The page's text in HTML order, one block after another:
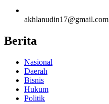
akhlanudin17@gmail.com
Berita
Nasional
Daerah
Bisnis
Hukum
Politik